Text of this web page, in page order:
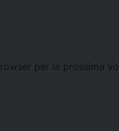
per la prossima